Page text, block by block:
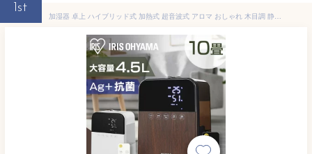
1st
加湿器 卓上 ハイブリッド式 加熱式 超音波式 アロマ おしゃれ 木目調 静音 パワフル加湿 大容量 4.5L 12h連続運転 10畳 節電モード 省エネ Ag抗菌 清潔 切タイマー リモコン付 乾燥 冬 HDK-35 アイリスオーヤマ *【KT】